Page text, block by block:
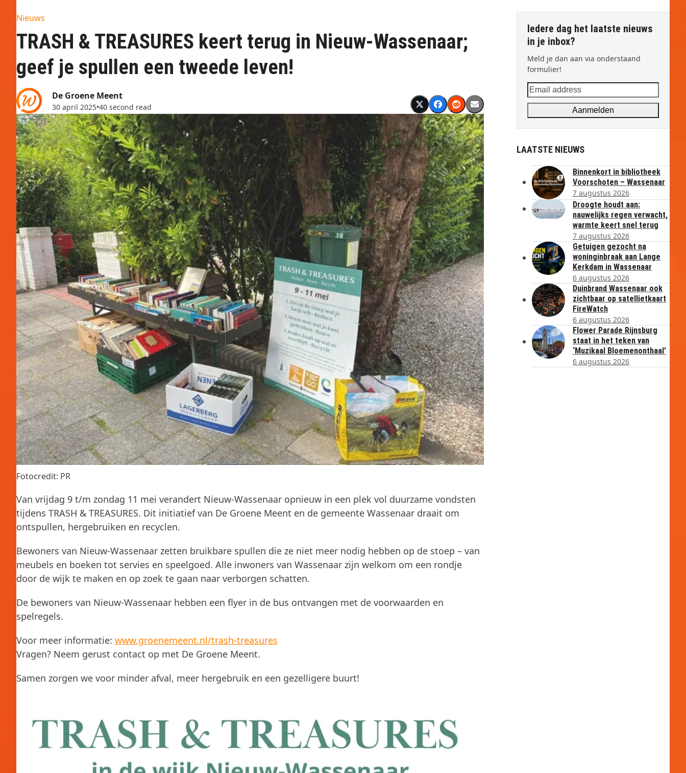
Nieuws
TRASH & TREASURES keert terug in Nieuw-Wassenaar;
geef je spullen een tweede leven!
De Groene Meent
30 april 2025•40 second read
Fotocredit: PR
Van vrijdag 9 t/m zondag 11 mei verandert Nieuw-Wassenaar opnieuw in een plek vol duurzame vondsten
tijdens TRASH & TREASURES. Dit initiatief van De Groene Meent en de gemeente Wassenaar draait om
ontspullen, hergebruiken en recyclen.
Bewoners van Nieuw-Wassenaar zetten bruikbare spullen die ze niet meer nodig hebben op de stoep – van
meubels en boeken tot servies en speelgoed. Alle inwoners van Wassenaar zijn welkom om een rondje
door de wijk te maken en op zoek te gaan naar verborgen schatten.
De bewoners van Nieuw-Wassenaar hebben een flyer in de bus ontvangen met de voorwaarden en
spelregels.
Voor meer informatie: www.groenemeent.nl/trash-treasures
Vragen? Neem gerust contact op met De Groene Meent.
Samen zorgen we voor minder afval, meer hergebruik en een gezelligere buurt!
Iedere dag het laatste nieuws
in je inbox?
Meld je dan aan via onderstaand
formulier!
Email
address
Aanmelden
LAATSTE NIEUWS
Binnenkort in bibliotheek
Voorschoten – Wassenaar
7 augustus 2026
Droogte houdt aan:
nauwelijks regen verwacht,
warmte keert snel terug
7 augustus 2026
Getuigen gezocht na
woninginbraak aan Lange
Kerkdam in Wassenaar
6 augustus 2026
Duinbrand Wassenaar ook
zichtbaar op satellietkaart
FireWatch
6 augustus 2026
Flower Parade Rijnsburg
staat in het teken van
‘Muzikaal Bloemenonthaal’
6 augustus 2026